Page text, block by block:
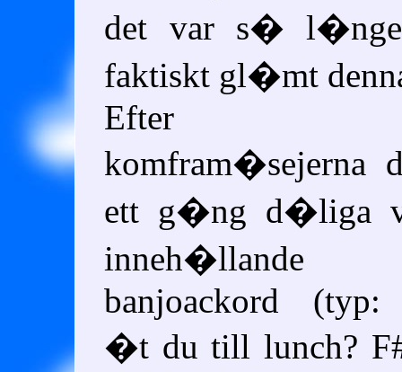
det var s�
faktiskt gl�mt
Efter
komfram�sejerna
ett g�ng d�liga
inneh�llande
banjoackord (typ:
�t du till lunch?